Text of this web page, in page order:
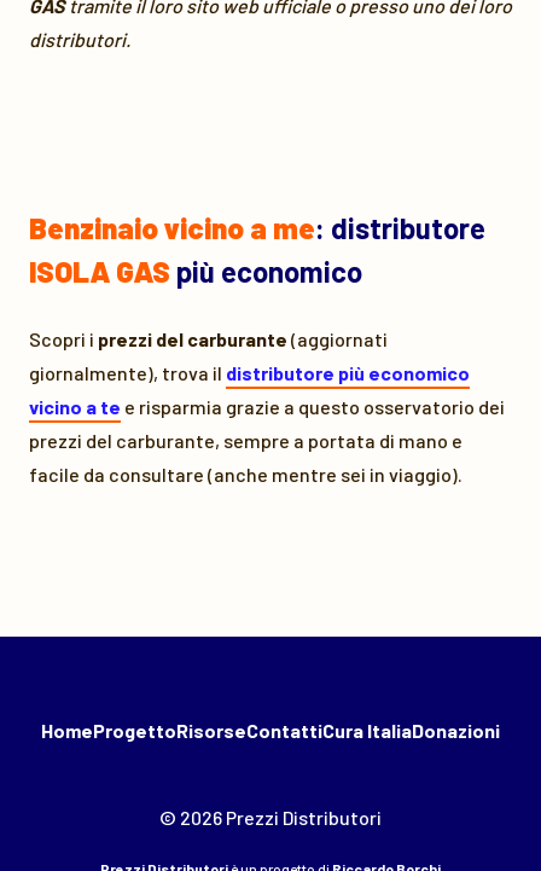
GAStramite il loro sito web ufficiale o presso uno dei loro
distributori.
Benzinaio vicino a me: distributore
ISOLA GAS più economico
Scopri i prezzi del carburante (aggiornati
giornalmente), trova il distributore più economico
vicino a te e risparmia grazie a questo osservatorio dei
prezzi del carburante, sempre a portata di mano e
facile da consultare (anche mentre sei in viaggio).
HomeProgettoRisorseContattiCura ItaliaDonazioni
© 2026 Prezzi Distributori